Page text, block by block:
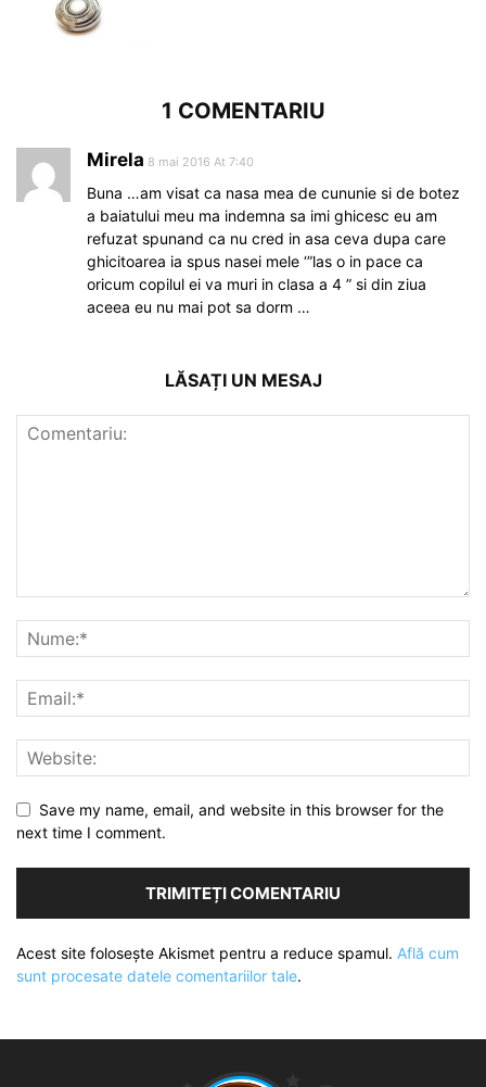
1 COMENTARIU
Mirela 8 mai 2016 At 7:40
Buna …am visat ca nasa mea de cununie si de botez
a baiatului meu ma indemna sa imi ghicesc eu am
refuzat spunand ca nu cred in asa ceva dupa care
ghicitoarea ia spus nasei mele ‘”las o in pace ca
oricum copilul ei va muri in clasa a 4 ” si din ziua
aceea eu nu mai pot sa dorm …
LĂSAȚI UN MESAJ
Save my name, email, and website in this browser for the
next time I comment.
Acest site folosește Akismet pentru a reduce spamul. Află cum
sunt procesate datele comentariilor tale.